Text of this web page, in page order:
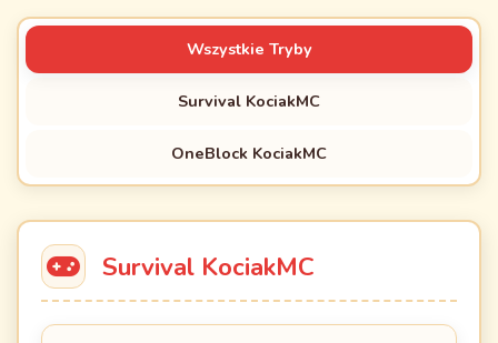
Wszystkie Tryby
Survival KociakMC
OneBlock KociakMC
Survival KociakMC